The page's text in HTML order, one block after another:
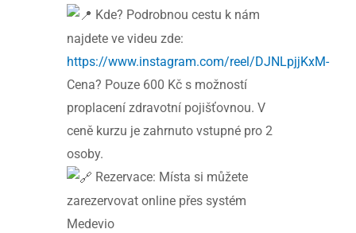
Kde? Podrobnou cestu k nám
najdete ve videu zde:
https://www.instagram.com/reel/DJNLpjjKxM-
Cena? Pouze 600 Kč s možností
proplacení zdravotní pojišťovnou. V
ceně kurzu je zahrnuto vstupné pro 2
osoby.
Rezervace: Místa si můžete
zarezervovat online přes systém
Medevio